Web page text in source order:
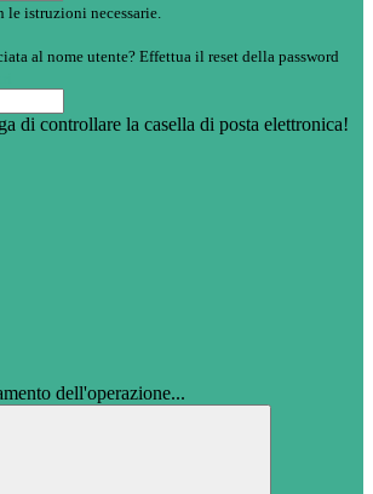
istruzioni necessarie.
al nome utente? Effettua il reset della password
di controllare la casella di posta elettronica!
dell'operazione...